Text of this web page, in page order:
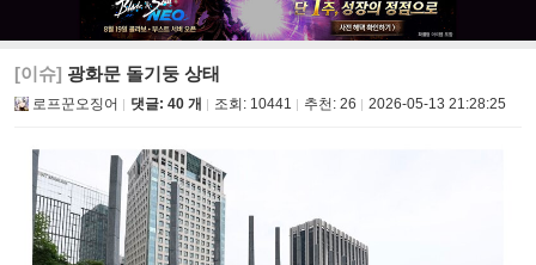
[이슈] 광화문 돌기둥 상태
로프꾼오징어 댓글: 40 개 조회: 10441 추천: 26 2026-05-13 21:28:25